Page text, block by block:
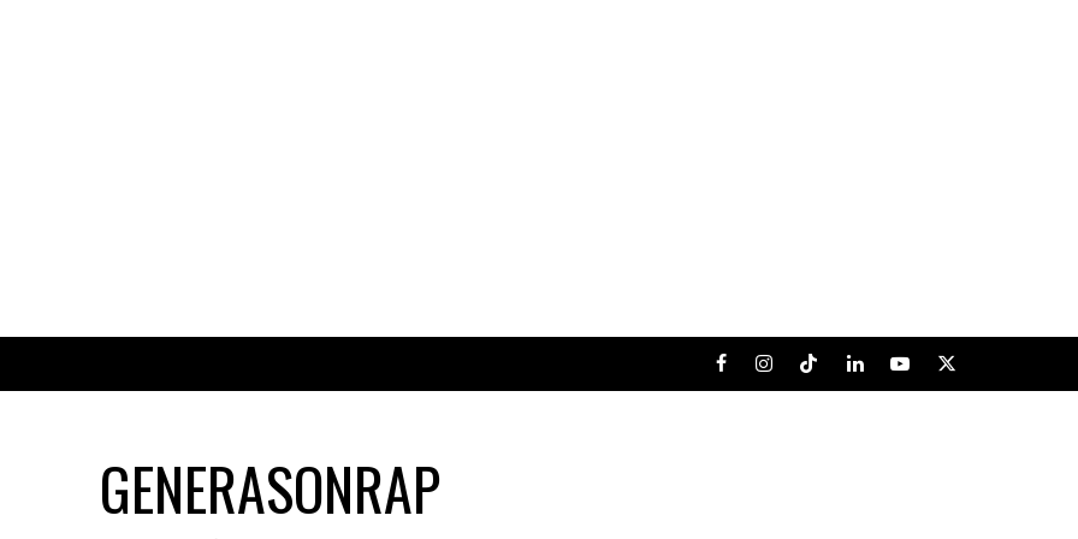
FacebookInstagram
TiktokLinkedInYoutube
X
GENERASONRAP